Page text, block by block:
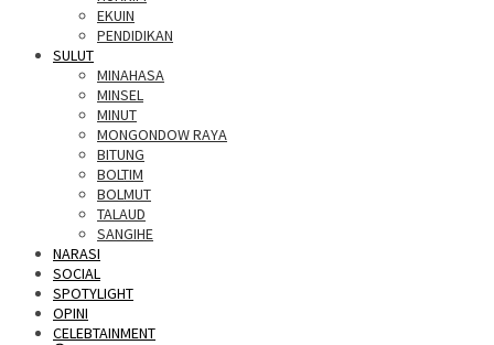
EKUIN
PENDIDIKAN
SULUT
MINAHASA
MINSEL
MINUT
MONGONDOW RAYA
BITUNG
BOLTIM
BOLMUT
TALAUD
SANGIHE
NARASI
SOCIAL
SPOTYLIGHT
OPINI
CELEBTAINMENT